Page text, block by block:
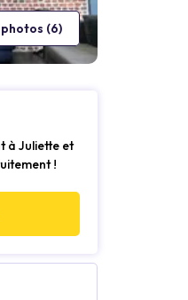
(6)
à Juliette et
!